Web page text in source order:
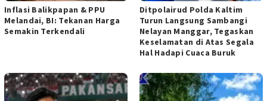
Inflasi Balikpapan & PPU
Melandai, BI: Tekanan Harga
Semakin Terkendali
Ditpolairud Polda Kaltim
Turun Langsung Sambangi
Nelayan Manggar, Tegaskan
Keselamatan di Atas Segala
Hal Hadapi Cuaca Buruk